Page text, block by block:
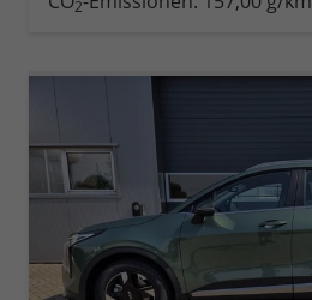
2